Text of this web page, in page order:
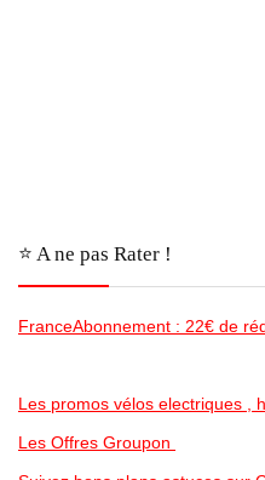
⭐️ A ne pas Rater !
FranceAbonnement : 22€ de
Les promos vélos electriques ,
Les Offres Groupon